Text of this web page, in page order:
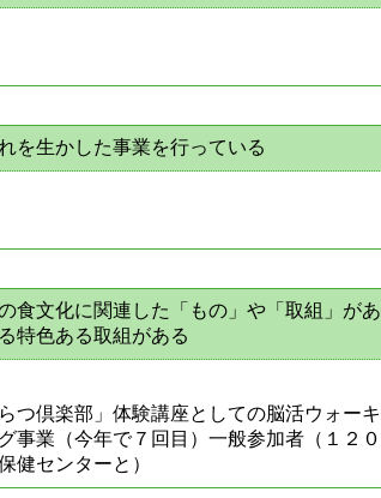
を生かした事業を行っている
文化に関連した「もの」や「取組」があ
特色ある取組がある
つ倶楽部」体験講座としての脳活ウォーキ
事業（今年で７回目）一般参加者（１２０
健センターと）